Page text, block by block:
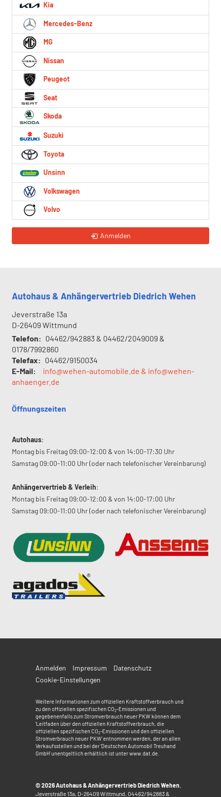
Kia
Mercedes-Benz
MG
Nissan
Peugeot
Seat
Skoda
Suzuki
Toyota
Unsinn
Volkswagen
Volvo
Anmelden
Autohaus & Anhängervertrieb Diedrich Wehen
Jeverstraße 13a
D-26409Wittmund
Telefon: 04462/942883 & 04462/2049009 &
0178/7992860
Telefax: 04462/9150034
E-Mail:
info@wehen-automobile.de & info@wehen-
anhaenger.de
Öffnungszeiten
Autohaus:
Montag bis Freitag 09:00-12:00 & von 14:00-17:30 Uhr
Samstag 09:00-11:00 Uhr (oder nach telefonischer Vereinbarung)
Anhängervertrieb & Verleih:
Montag bis Freitag 09:00-12:00 & von 14:00-17:00 Uhr
Samstag 09:00-11:00 Uhr (oder nach telefonischer Vereinbarung)
Anmelden Impressum
Datenschutz
Cookie-Einstellungen
Weitere Informationen zum offiziellen Kraftstoffverbrauch und
zu den offiziellen spezifischen CO2-Emissionen und
gegebenenfalls zum Stromverbrauch neuer PKW können dem
'Leitfaden über den offiziellen Kraftstoffverbrauch, die
offiziellen spezifischen CO2-Emissionen und den offiziellen
Stromverbrauch neuer PKW' entnommen werden, der an allen
Verkaufsstellen und bei der 'Deutschen Automobil Treuhand
GmbH' unentgeltlich erhältlich ist unter www.dat.de.
© 2026 Autohaus & Anhängervertrieb Diedrich Wehen
Jeverstraße 13a D-26409Wittmund, 04462/942883 &